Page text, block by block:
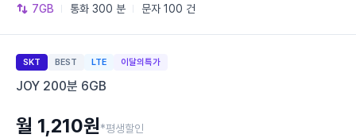
7GB 통화 300 분 문자 100 건
SKT BEST LTE 이달의특가
JOY 200분 6GB
월 1,210원*평생할인